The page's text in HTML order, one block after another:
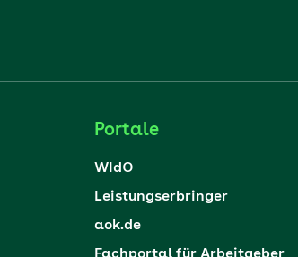
Portale
WIdO
Leistungserbringer
aok.de